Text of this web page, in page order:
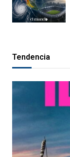
Tendencia